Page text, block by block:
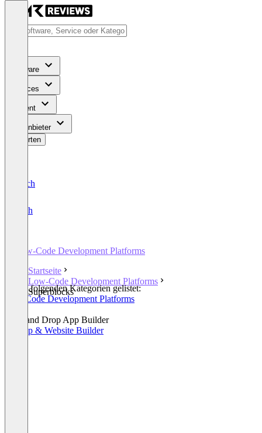
Software
Services
Content
Für Anbieter
Bewerten
Deutsch
English
Low-Code Development Platforms
Startseite
Low-Code Development Platforms
Superblocks
In den folgenden Kategorien gelistet:
Low-Code Development Platforms
Drag and Drop App Builder
AI App & Website Builder